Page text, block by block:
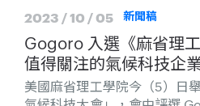
2023 / 10 / 05 新聞稿
Gogoro 入選《麻省理
值得關注的氣候科技企
美國麻省理工學院今（5）日